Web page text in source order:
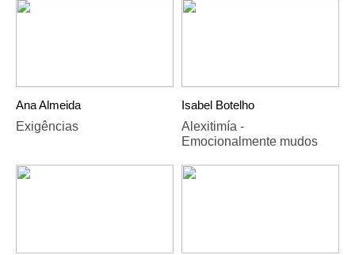
Ana Almeida
Exigências
Isabel Botelho
Alexitimía -
Emocionalmente mudos